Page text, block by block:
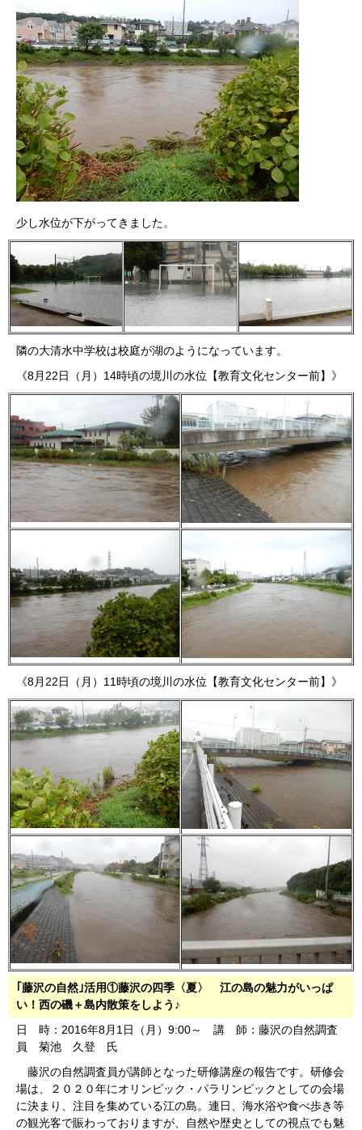
少し水位が下がってきました。
隣の大清水中学校は校庭が湖のようになっています。
《8月22日（月）14時頃の境川の水位【教育文化センター前】》
《8月22日（月）11時頃の境川の水位【教育文化センター前】》
｢藤沢の自然｣活用①藤沢の四季〈夏〉 江の島の魅力がいっぱ
い！西の磯＋島内散策をしよう♪
日 時：2016年8月1日（月）9:00～ 講 師：藤沢の自然調査
員 菊池 久登 氏
藤沢の自然調査員が講師となった研修講座の報告です。研修会
場は、２０２０年にオリンピック・パラリンピックとしての会場
に決まり、注目を集めている江の島。連日、海水浴や食べ歩き等
の観光客で賑わっておりますが、自然や歴史としての視点でも魅